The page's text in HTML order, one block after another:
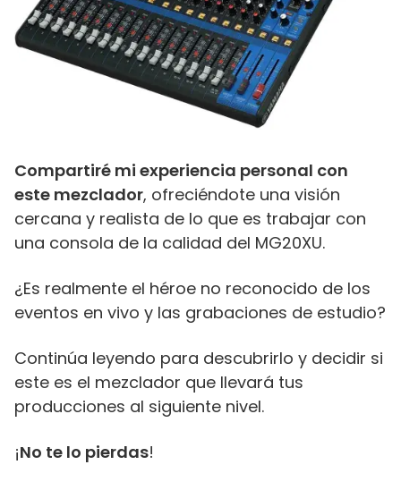
Compartiré mi experiencia personal con
este mezclador, ofreciéndote una visión
cercana y realista de lo que es trabajar con
una consola de la calidad del MG20XU.
¿Es realmente el héroe no reconocido de los
eventos en vivo y las grabaciones de estudio?
Continúa leyendo para descubrirlo y decidir si
este es el mezclador que llevará tus
producciones al siguiente nivel.
¡No te lo pierdas!